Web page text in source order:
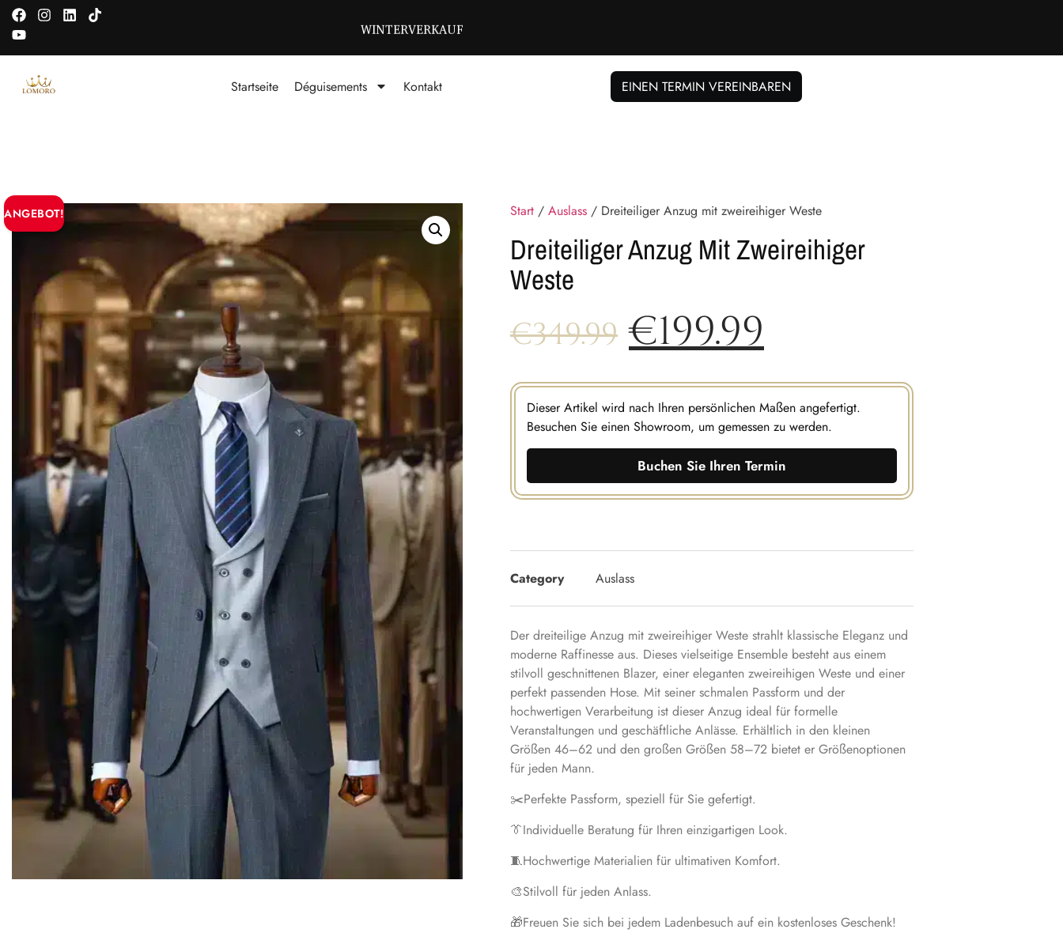
WINTERVERKAUF
Startseite Déguisements Kontakt EINEN TERMIN VEREINBAREN
ANGEBOT! Start / Auslass / Dreiteiliger Anzug mit zweireihiger Weste
Dreiteiliger Anzug Mit Zweireihiger
Weste
€349.99 €199.99
Dieser Artikel wird nach Ihren persönlichen Maßen angefertigt.
Besuchen Sie einen Showroom, um gemessen zu werden.
Buchen Sie Ihren Termin
Category Auslass
Der dreiteilige Anzug mit zweireihiger Weste strahlt klassische Eleganz und
moderne Raffinesse aus. Dieses vielseitige Ensemble besteht aus einem
stilvoll geschnittenen Blazer, einer eleganten zweireihigen Weste und einer
perfekt passenden Hose. Mit seiner schmalen Passform und der
hochwertigen Verarbeitung ist dieser Anzug ideal für formelle
Veranstaltungen und geschäftliche Anlässe. Erhältlich in den kleinen
Größen 46–62 und den großen Größen 58–72 bietet er Größenoptionen
für jeden Mann.
✂️Perfekte Passform, speziell für Sie gefertigt.
👔Individuelle Beratung für Ihren einzigartigen Look.
🧵Hochwertige Materialien für ultimativen Komfort.
🎨Stilvoll für jeden Anlass.
🎁Freuen Sie sich bei jedem Ladenbesuch auf ein kostenloses Geschenk!